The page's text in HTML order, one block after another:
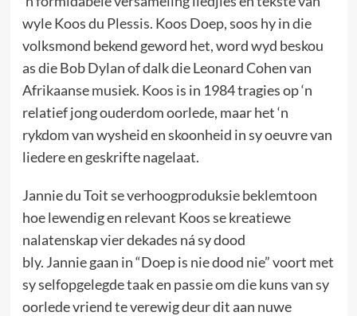
wyle Koos du Plessis. Koos Doep, soos hy in die
volksmond bekend geword het, word wyd beskou
as die Bob Dylan of dalk die Leonard Cohen van
Afrikaanse musiek. Koos is in 1984 tragies op ‘n
relatief jong ouderdom oorlede, maar het ‘n
rykdom van wysheid en skoonheid in sy oeuvre van
liedere en geskrifte nagelaat.
Jannie du Toit se verhoogproduksie beklemtoon
hoe lewendig en relevant Koos se kreatiewe
nalatenskap vier dekades ná sy dood
bly. Jannie gaan in “Doep is nie dood nie” voort met
sy selfopgelegde taak en passie om die kuns van sy
oorlede vriend te verewig deur dit aan nuwe